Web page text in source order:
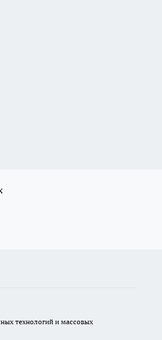
технологий и массовых